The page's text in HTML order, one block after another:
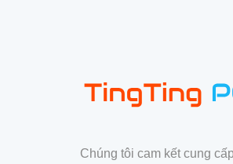
Chúng tôi cam kết cung